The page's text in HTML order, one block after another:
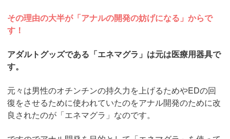
その理由の大半が「アナルの開発の妨げになる」からで
す！
アダルトグッズである「エネマグラ」は元は医療用器具で
す。
元々は男性のオチンチンの持久力を上げるためやEDの回
復をさせるために使われていたのをアナル開発のために改
良されたのが「エネマグラ」なのです。